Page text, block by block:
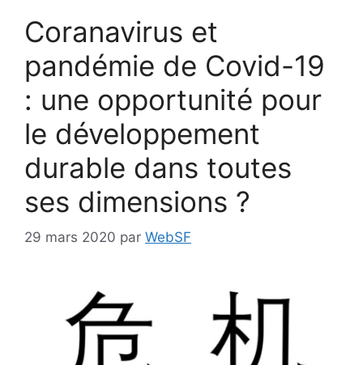
Coranavirus et
pandémie de Covid-19
: une opportunité pour
le développement
durable dans toutes
ses dimensions ?
29 mars 2020 par WebSF